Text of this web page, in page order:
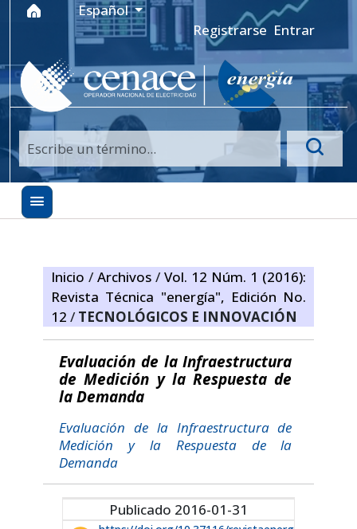
Ir al menú de navegación principal
Ir al contenido principal
Ir al pie de página del sitio
Idioma
Español
Registrarse Entrar
Inicio / Archivos / Vol. 12 Núm. 1 (2016):
Revista Técnica "energía", Edición No.
12 / TECNOLÓGICOS E INNOVACIÓN
Evaluación de la Infraestructura
de Medición y la Respuesta de
la Demanda
Evaluación de la Infraestructura de
Medición y la Respuesta de la
Demanda
Publicado 2016-01-31